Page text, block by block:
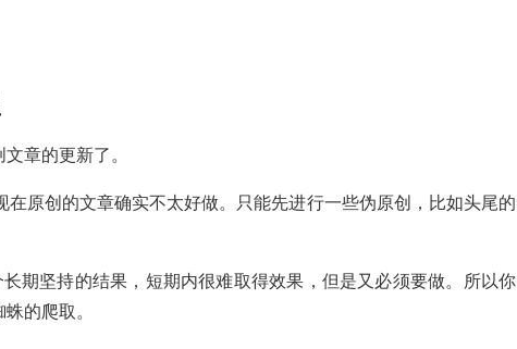
章的更新了。
原创的文章确实不太好做。只能先进行一些伪原创，比如头尾的
期坚持的结果，短期内很难取得效果，但是又必须要做。所以你
的爬取。